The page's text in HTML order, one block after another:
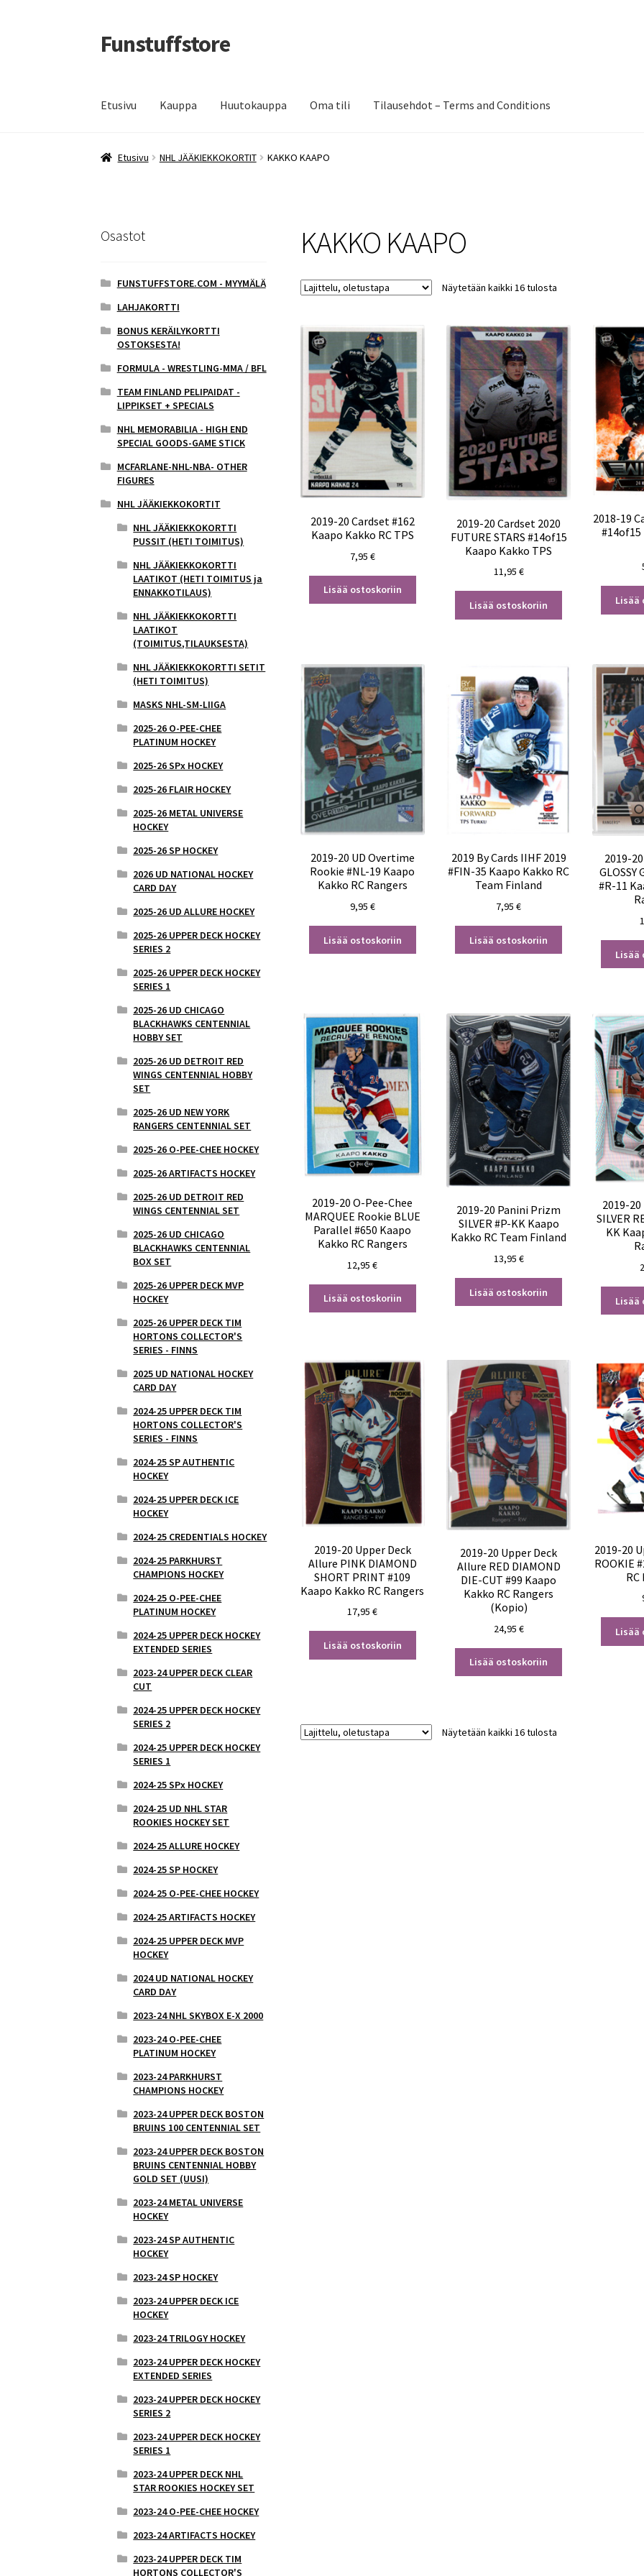
Siirry
navigointiin
Siirry
sisältöön
Funstuffstore
Etusivu Kauppa Huutokauppa Oma tili Tilausehdot – Terms and Conditions
Etusivu NHL JÄÄKIEKKOKORTIT KAKKO KAAPO
KAKKO KAAPO
Näytetään kaikki 16 tulosta
2019-20 Cardset #162
Kaapo Kakko RC TPS
7,95 €
Lisää ostoskoriin
2019-20 Cardset 2020
FUTURE STARS #14of15
Kaapo Kakko TPS
11,95 €
Lisää ostoskoriin
2018-19
#14of15
Lisää
2019-20 UD Overtime
Rookie #NL-19 Kaapo
Kakko RC Rangers
9,95 €
Lisää ostoskoriin
2019 By Cards IIHF 2019
#FIN-35 Kaapo Kakko RC
Team Finland
7,95€
Lisää ostoskoriin
2019-
GLOSSY
#R-11
Lisää
2019-20 O-Pee-Chee
MARQUEE Rookie BLUE
Parallel #650 Kaapo
Kakko RC Rangers
12,95€
Lisää ostoskoriin
2019-20 Panini Prizm
SILVER #P-KK Kaapo
Kakko RC Team Finland
13,95 €
Lisää ostoskoriin
2019-
SILVER
KK
Lisää
2019-20 Upper Deck
Allure PINK DIAMOND
SHORT PRINT #109
Kaapo Kakko RC Rangers
17,95€
Lisää ostoskoriin
2019-20 Upper Deck
Allure RED DIAMOND
DIE-CUT #99 Kaapo
Kakko RC Rangers
(Kopio)
24,95 €
Lisää ostoskoriin
2019-20
ROOKIE
RC
Lisää
Näytetään kaikki 16 tulosta
Osastot
FUNSTUFFSTORE.COM - MYYMÄLÄ
LAHJAKORTTI
BONUS KERÄILYKORTTI
OSTOKSESTA!
FORMULA - WRESTLING-MMA / BFL
TEAM FINLAND PELIPAIDAT -
LIPPIKSET + SPECIALS
NHL MEMORABILIA - HIGH END
SPECIAL GOODS-GAME STICK
MCFARLANE-NHL-NBA- OTHER
FIGURES
NHL JÄÄKIEKKOKORTIT
NHL JÄÄKIEKKOKORTTI
PUSSIT (HETI TOIMITUS)
NHL JÄÄKIEKKOKORTTI
LAATIKOT (HETI TOIMITUS ja
ENNAKKOTILAUS)
NHL JÄÄKIEKKOKORTTI
LAATIKOT
(TOIMITUS,TILAUKSESTA)
NHL JÄÄKIEKKOKORTTI SETIT
(HETI TOIMITUS)
MASKS NHL-SM-LIIGA
2025-26 O-PEE-CHEE
PLATINUM HOCKEY
2025-26 SPx HOCKEY
2025-26 FLAIR HOCKEY
2025-26 METAL UNIVERSE
HOCKEY
2025-26 SP HOCKEY
2026 UD NATIONAL HOCKEY
CARD DAY
2025-26 UD ALLURE HOCKEY
2025-26 UPPER DECK HOCKEY
SERIES 2
2025-26 UPPER DECK HOCKEY
SERIES 1
2025-26 UD CHICAGO
BLACKHAWKS CENTENNIAL
HOBBY SET
2025-26 UD DETROIT RED
WINGS CENTENNIAL HOBBY
SET
2025-26 UD NEW YORK
RANGERS CENTENNIAL SET
2025-26 O-PEE-CHEE HOCKEY
2025-26 ARTIFACTS HOCKEY
2025-26 UD DETROIT RED
WINGS CENTENNIAL SET
2025-26 UD CHICAGO
BLACKHAWKS CENTENNIAL
BOX SET
2025-26 UPPER DECK MVP
HOCKEY
2025-26 UPPER DECK TIM
HORTONS COLLECTOR'S
SERIES - FINNS
2025 UD NATIONAL HOCKEY
CARD DAY
2024-25 UPPER DECK TIM
HORTONS COLLECTOR'S
SERIES - FINNS
2024-25 SP AUTHENTIC
HOCKEY
2024-25 UPPER DECK ICE
HOCKEY
2024-25 CREDENTIALS HOCKEY
2024-25 PARKHURST
CHAMPIONS HOCKEY
2024-25 O-PEE-CHEE
PLATINUM HOCKEY
2024-25 UPPER DECK HOCKEY
EXTENDED SERIES
2023-24 UPPER DECK CLEAR
CUT
2024-25 UPPER DECK HOCKEY
SERIES 2
2024-25 UPPER DECK HOCKEY
SERIES 1
2024-25 SPx HOCKEY
2024-25 UD NHL STAR
ROOKIES HOCKEY SET
2024-25 ALLURE HOCKEY
2024-25 SP HOCKEY
2024-25 O-PEE-CHEE HOCKEY
2024-25 ARTIFACTS HOCKEY
2024-25 UPPER DECK MVP
HOCKEY
2024 UD NATIONAL HOCKEY
CARD DAY
2023-24 NHL SKYBOX E-X 2000
2023-24 O-PEE-CHEE
PLATINUM HOCKEY
2023-24 PARKHURST
CHAMPIONS HOCKEY
2023-24 UPPER DECK BOSTON
BRUINS 100 CENTENNIAL SET
2023-24 UPPER DECK BOSTON
BRUINS CENTENNIAL HOBBY
GOLD SET (UUSI)
2023-24 METAL UNIVERSE
HOCKEY
2023-24 SP AUTHENTIC
HOCKEY
2023-24 SP HOCKEY
2023-24 UPPER DECK ICE
HOCKEY
2023-24 TRILOGY HOCKEY
2023-24 UPPER DECK HOCKEY
EXTENDED SERIES
2023-24 UPPER DECK HOCKEY
SERIES 2
2023-24 UPPER DECK HOCKEY
SERIES 1
2023-24 UPPER DECK NHL
STAR ROOKIES HOCKEY SET
2023-24 O-PEE-CHEE HOCKEY
2023-24 ARTIFACTS HOCKEY
2023-24 UPPER DECK TIM
HORTONS COLLECTOR'S